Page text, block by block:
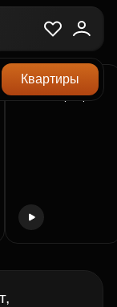
Квартиры
Клубный дом
на 80 квартир